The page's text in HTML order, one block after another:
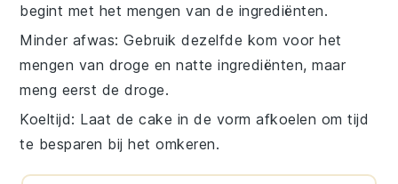
begint met het mengen van de ingrediënten.
Minder afwas: Gebruik dezelfde kom voor het
mengen van droge en natte ingrediënten, maar
meng eerst de droge.
Koeltijd: Laat decake in de vorm afkoelen om tijd
te besparen bij het omkeren.